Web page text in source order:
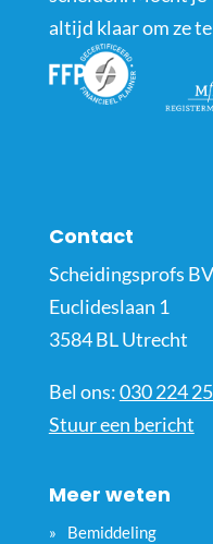
altijd klaar om ze
Contact
Scheidingsprofs BV
Euclideslaan 1
3584 BL Utrecht
Bel ons:030 224
Stuur een bericht
Meer weten
Bemiddeling